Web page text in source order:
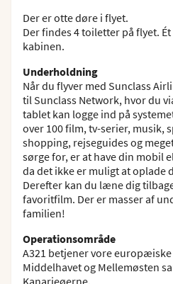
Der er otte døre i flyet.
Der findes 4 toiletter på flyet.
kabinen.
Underholdning
Når du flyver med Sunclass
til Sunclass Network, hvor du
tablet kan logge ind på
over 100 film, tv-serier, musik,
shopping, rejseguides og
sørge for, er at have din mobil
da det ikke er muligt at oplade
Derefter kan du læne dig
favoritfilm. Der er masser af
familien!
Operationsområde
A321 betjener vore
Middelhavet og Mellemøsten
Kanarieøerne.